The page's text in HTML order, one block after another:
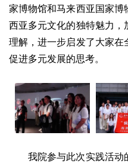
家博物馆和马来西亚国家
西亚多元文化的独特魅力，
理解，进一步启发了大家在
促进多元发展的思考。
我院参与此次实践活动